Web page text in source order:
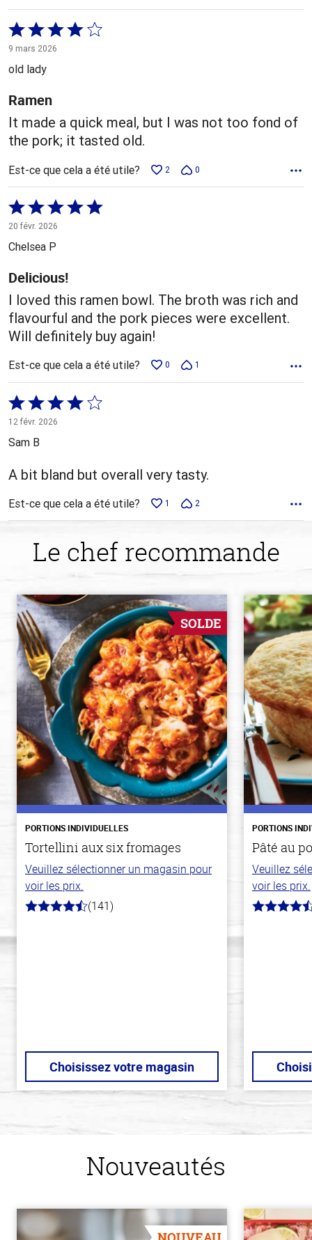
Coté
4 sur
9 mars 2026
old lady
Ramen
It made a quick meal, but I was not too fond of
the pork; it tasted old.
Est-ce que cela a été utile? 2 0
Coté
5 sur
5
20 févr. 2026
Chelsea P
Delicious!
I loved this ramen bowl. The broth was rich and
flavourful and the pork pieces were excellent.
Will definitely buy again!
Est-ce que cela a été utile? 0 1
Coté
4 sur
5
12 févr. 2026
Sam B
A bit bland but overall very tasty.
Est-ce que cela a été utile? 1 2
Le chef recommande
SOLDE
PORTIONS INDIVIDUELLES
Tortellini aux six fromages
Veuillez sélectionner un magasin pour
voir les prix.
4.7
(141)
Choisissez votre magasin
PORTIONS
Pâté au
Veuillez
voir les prix.
4.3
Nouveautés